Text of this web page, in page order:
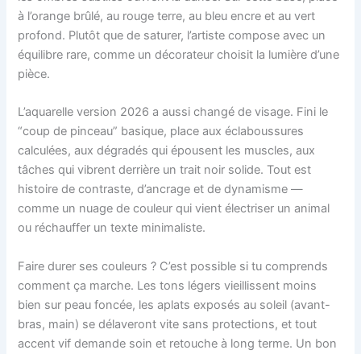
à l’orange brûlé, au rouge terre, au bleu encre et au vert
profond. Plutôt que de saturer, l’artiste compose avec un
équilibre rare, comme un décorateur choisit la lumière d’une
pièce.
L’aquarelle version 2026 a aussi changé de visage. Fini le
“coup de pinceau” basique, place aux éclaboussures
calculées, aux dégradés qui épousent les muscles, aux
tâches qui vibrent derrière un trait noir solide. Tout est
histoire de contraste, d’ancrage et de dynamisme —
comme un nuage de couleur qui vient électriser un animal
ou réchauffer un texte minimaliste.
Faire durer ses couleurs ? C’est possible si tu comprends
comment ça marche. Les tons légers vieillissent moins
bien sur peau foncée, les aplats exposés au soleil (avant-
bras, main) se délaveront vite sans protections, et tout
accent vif demande soin et retouche à long terme. Un bon